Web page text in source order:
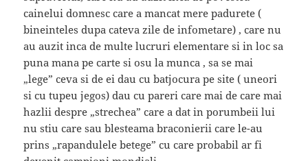
cainelui domnesc care a mancat mere padurete (
bineinteles dupa cateva zile de infometare) , care nu
au auzit inca de multe lucruri elementare si in loc sa
puna mana pe carte si osu la munca , sa se mai
„lege” ceva si de ei dau cu batjocura pe site ( uneori
si cu tupeu jegos) dau cu pareri care mai de care mai
hazlii despre „strechea” care a dat in porumbeii lui
nu stiu care sau blesteama braconierii care le-au
prins „rapandulele betege” cu care probabil ar fi